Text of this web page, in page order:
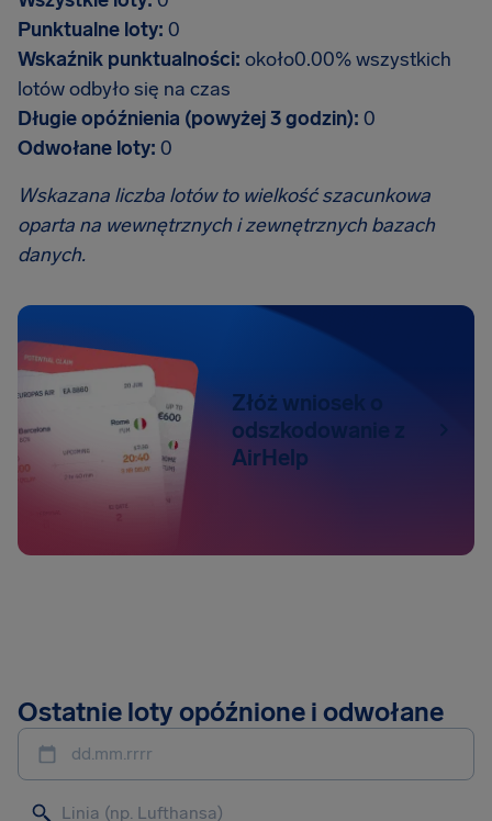
Punktualne loty: 0
Wskaźnik punktualności: około0.00% wszystkich
lotów odbyło się na czas
Długie opóźnienia (powyżej 3 godzin): 0
Odwołane loty: 0
Wskazana liczba lotów to wielkość szacunkowa
oparta na wewnętrznych i zewnętrznych bazach
danych.
Złóż wniosek o
odszkodowanie z
AirHelp
Ostatnie loty opóźnione i odwołane
dd.mm.rrrr